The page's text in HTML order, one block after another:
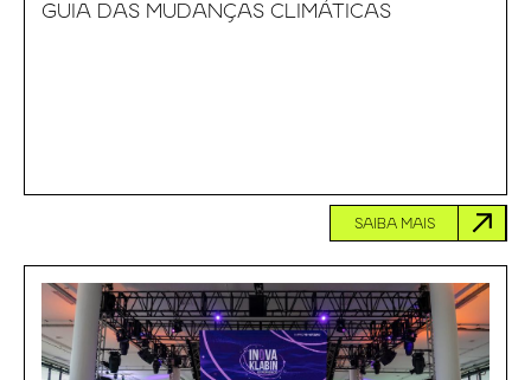
GUIA DAS MUDANÇAS CLIMÁTICAS
SAIBA MAIS